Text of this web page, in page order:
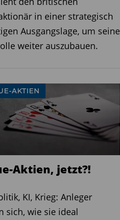
in einer strategisch
Ausgangslage, um seine
weiter auszubauen.
AKTIEN
Aktien, jetzt?!
KI, Krieg: Anleger
sich, wie sie ideal